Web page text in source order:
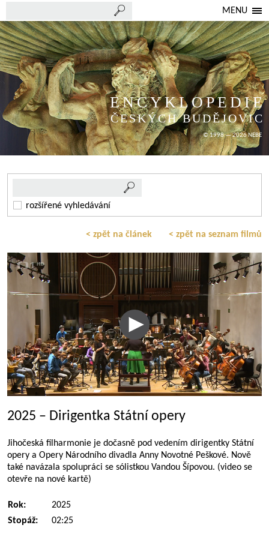
MENU
ENCYKLOPEDIE
ČESKÝCH BUDĚJOVIC
© 1998 — 2026 NEBE
rozšířené vyhledávání
< zpět na článek < zpět na seznam filmů
2025 – Dirigentka Státní opery
Jihočeská filharmonie je dočasně pod vedením dirigentky Státní
opery a Opery Národního divadla Anny Novotné Peškové. Nově
také navázala spolupráci se sólistkou Vandou Šípovou. (video se
otevře na nové kartě)
Rok:
2025
Stopáž:
02:25